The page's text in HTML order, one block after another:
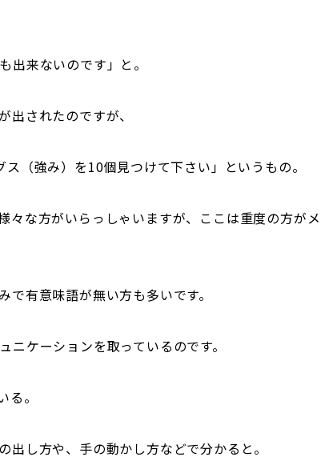
出来ないのです」と。
されたのですが、
（強み）を10個見つけて下さい」というもの。
々な方がいらっしゃいますが、ここは重度の方がメ
有意味語が無い方も多いです。
ケーションを取っているのです。
。
出し方や、手の動かし方などで分かると。